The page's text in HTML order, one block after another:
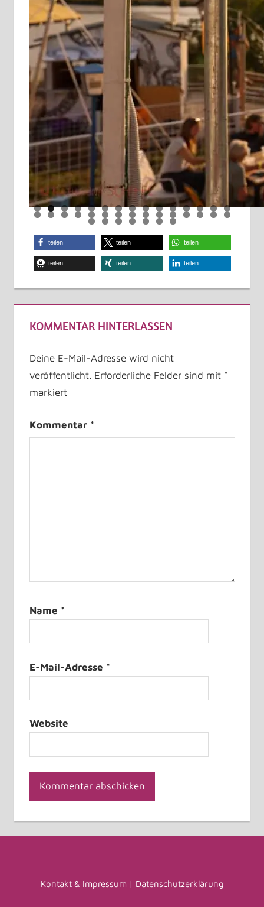
teilen teilen teilen
teilen teilen teilen
KOMMENTAR HINTERLASSEN
Deine E-Mail-Adresse wird nicht
veröffentlicht. Erforderliche Felder sind mit *
markiert
Kommentar *
Name *
E-Mail-Adresse *
Website
Kontakt & Impressum | Datenschutzerklärung